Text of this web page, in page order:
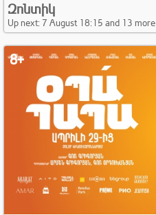
Զոնտիկ
Up next: 7 August 18:15 and 13 more
8+